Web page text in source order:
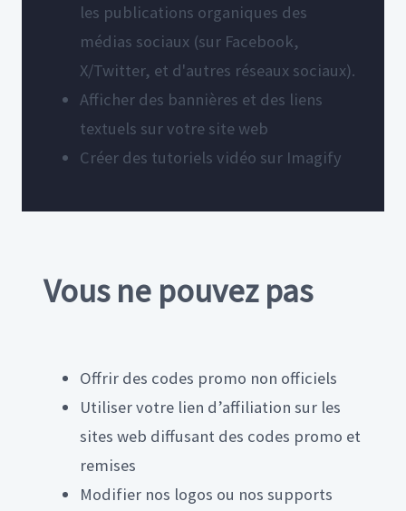
les publications organiques des
médias sociaux (sur Facebook,
X/Twitter, et d'autres réseaux sociaux).
Afficher des bannières et des liens
textuels sur votre site web
Créer des tutoriels vidéo sur Imagify
Vous ne pouvez pas
Offrir des codes promo non officiels
Utiliser votre lien d’affiliation sur les
sites web diffusant des codes promo et
remises
Modifier nos logos ou nos supports